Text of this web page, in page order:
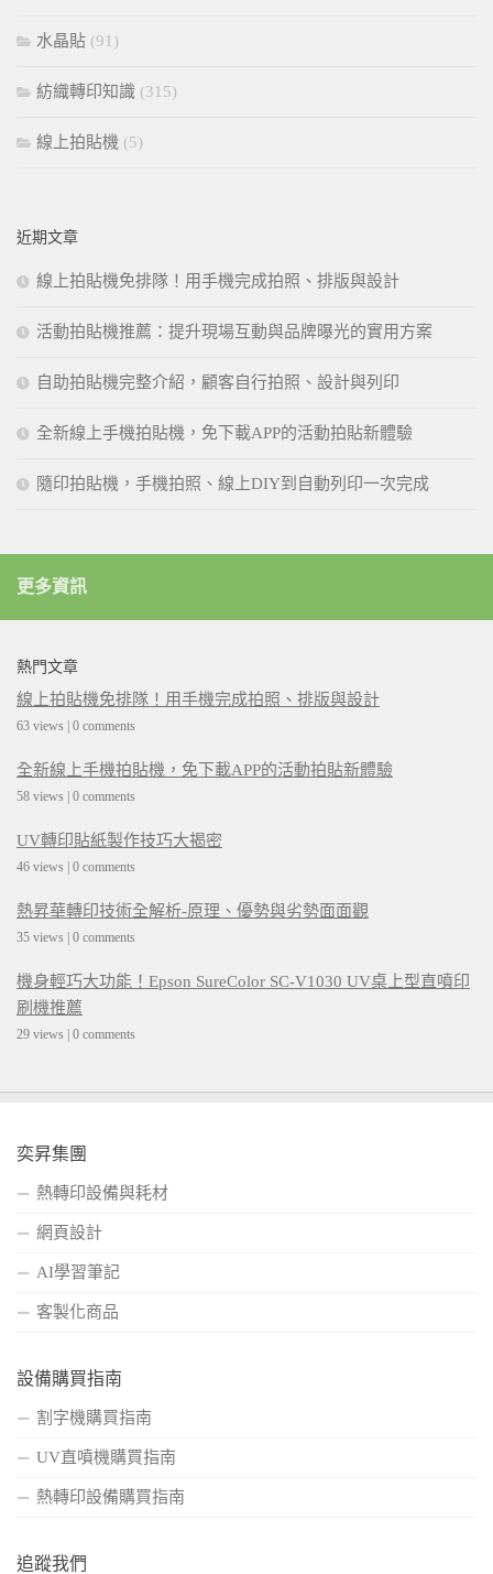
水晶貼 (91)
紡織轉印知識 (315)
線上拍貼機 (5)
近期文章
線上拍貼機免排隊！用手機完成拍照、排版與設計
活動拍貼機推薦：提升現場互動與品牌曝光的實用方案
自助拍貼機完整介紹，顧客自行拍照、設計與列印
全新線上手機拍貼機，免下載APP的活動拍貼新體驗
隨印拍貼機，手機拍照、線上DIY到自動列印一次完成
更多資訊
熱門文章
線上拍貼機免排隊！用手機完成拍照、排版與設計
63 views | 0 comments
全新線上手機拍貼機，免下載APP的活動拍貼新體驗
58 views | 0 comments
UV轉印貼紙製作技巧大揭密
46 views | 0 comments
熱昇華轉印技術全解析-原理、優勢與劣勢面面觀
35 views | 0 comments
機身輕巧大功能！Epson SureColor SC-V1030 UV桌上型直噴印
刷機推薦
29 views | 0 comments
奕昇集團
熱轉印設備與耗材
網頁設計
AI學習筆記
客製化商品
設備購買指南
割字機購買指南
UV直噴機購買指南
熱轉印設備購買指南
追蹤我們